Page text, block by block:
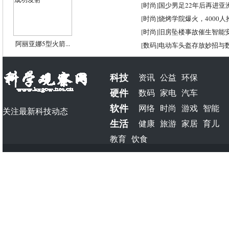
阿丽亚娜5型火箭...
[时尚]国少男足22年后再进亚
[时尚]烧烤学院爆火，4000人
[时尚]旧房坠楼事故催生智能
[数码]电动车头盔存放妙招与
关注最新科技动态
科技 资讯 公益 环保
硬件 数码 家电 汽车
软件 网络 时尚 游戏 智能
生活 健康 旅游 家居 育儿
教育 饮食